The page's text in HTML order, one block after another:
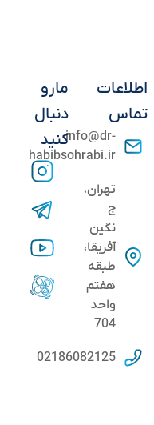
اطلاعات
تماس
info@dr-
habibsohrabi.ir
تهران،
ج
نگین
آفریقا،
طبقه
هفتم
واحد
704
02186082125
مارو
دنبال
کنید